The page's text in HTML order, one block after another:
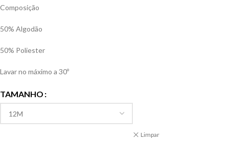
Composição
50% Algodão
50% Poliester
Lavar no máximo a 30º
TAMANHO
Limpar